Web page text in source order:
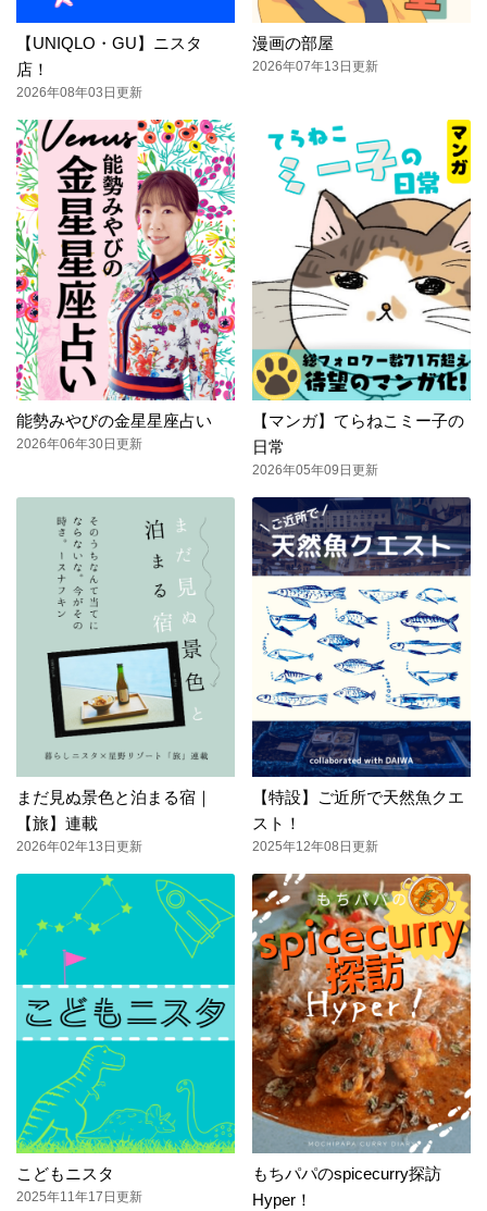
【UNIQLO・GU】ニスタ
店！
2026年08年03日更新
漫画の部屋
2026年07年13日更新
能勢みやびの金星星座占い
2026年06年30日更新
【マンガ】てらねこミー子の
日常
2026年05年09日更新
まだ見ぬ景色と泊まる宿｜
【旅】連載
2026年02年13日更新
【特設】ご近所で天然魚クエ
スト！
2025年12年08日更新
こどもニスタ
2025年11年17日更新
もちパパのspicecurry探訪
Hyper！